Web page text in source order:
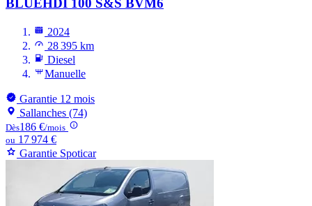
BLUEHDI 100 S&S BVM6
2024
28 395 km
Diesel
Manuelle
Garantie 12 mois
Sallanches (74)
Dès186 €/mois
ou 17 974 €
Garantie Spoticar